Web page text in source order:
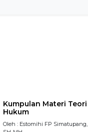
Kumpulan Materi Teori
Hukum
Oleh : Estomihi FP Simatupang,